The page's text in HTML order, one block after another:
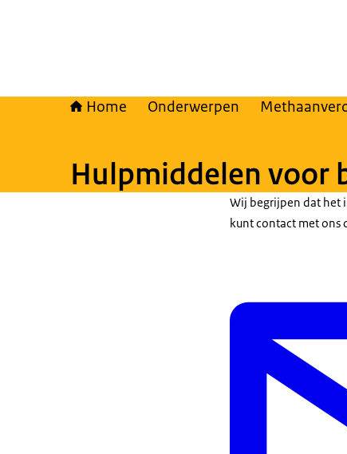
Home Onderwerpen
Hulpmiddelen voor
Wij begrijpen dat het
kunt contact met ons